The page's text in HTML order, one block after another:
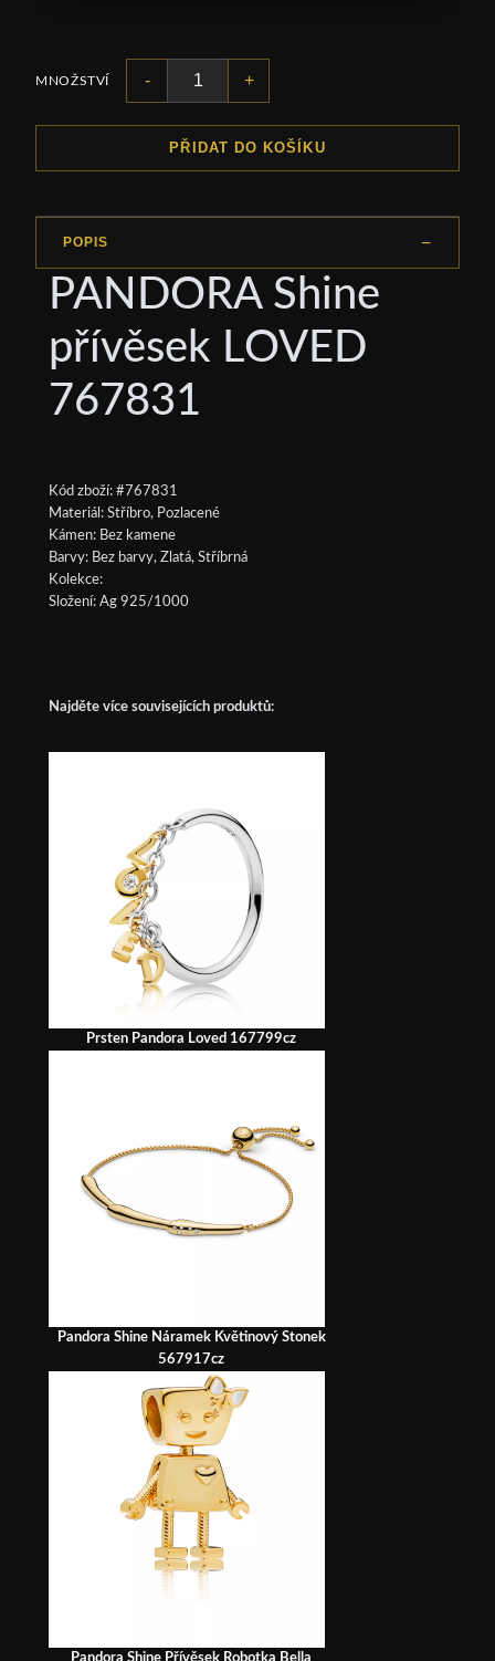
MNOŽSTVÍ - +
PŘIDAT DO KOŠÍKU
POPIS
PANDORA Shine
přívěsek LOVED
767831
Kód zboží: #767831
Materiál: Stříbro, Pozlacené
Kámen: Bez kamene
Barvy: Bez barvy, Zlatá, Stříbrná
Kolekce:
Složení: Ag 925/1000
Najděte více souvisejících produktů:
Prsten Pandora Loved 167799cz
Pandora Shine Náramek Květinový Stonek
567917cz